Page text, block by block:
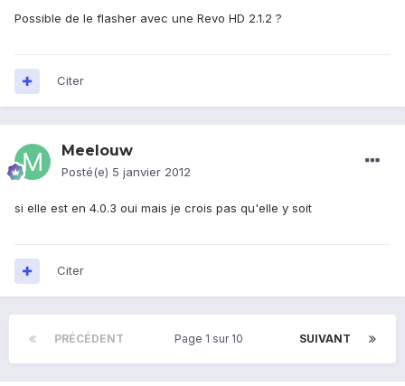
Possible de le flasher avec une Revo HD 2.1.2 ?
Citer
Meelouw
Posté(e) 5 janvier 2012
si elle est en 4.0.3 oui mais je crois pas qu'elle y soit
Citer
PRÉCÉDENT SUIVANT
Page 1 sur 10